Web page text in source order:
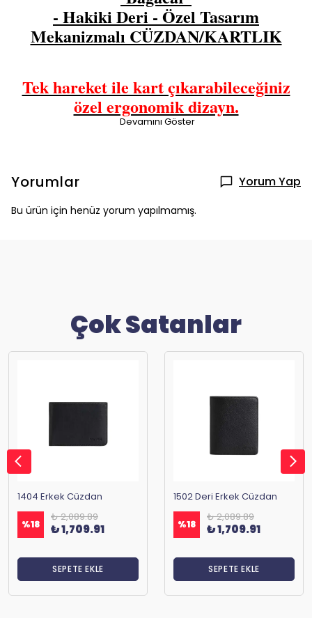
- Hakiki Deri - Özel Tasarım
Mekanizmalı CÜZDAN/KARTLIK
Tek hareket ile kart çıkarabileceğiniz
özel ergonomik dizayn.
Devamını Göster
Yorumlar Yorum Yap
Bu ürün için henüz yorum yapılmamış.
Çok Satanlar
1404 Erkek Cüzdan
%18
₺ 2,089.89
₺ 1,709.91
SEPETE EKLE
1502 Deri Erkek Cüzdan
%18
₺ 2,089.89
₺ 1,709.91
SEPETE EKLE